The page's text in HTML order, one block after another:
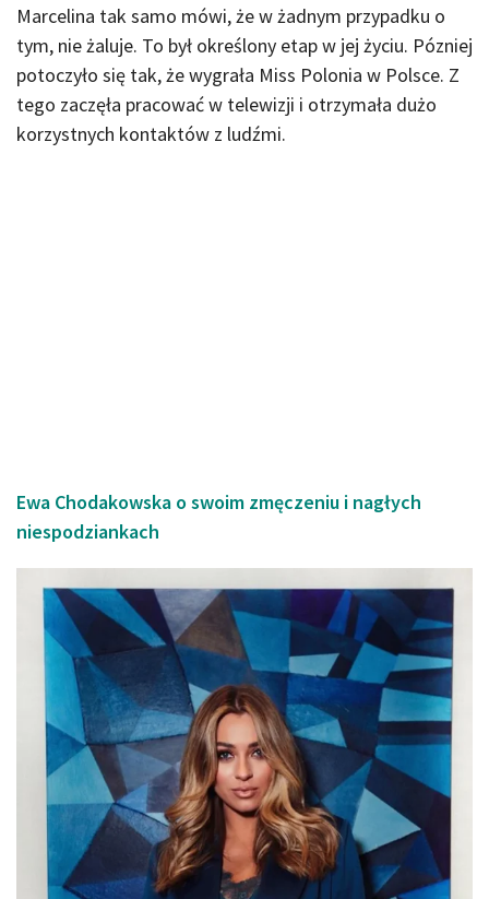
Marcelina tak samo mówi, że w żadnym przypadku o
tym, nie żaluje. To był określony etap w jej życiu. Pózniej
potoczyło się tak, że wygrała Miss Polonia w Polsce. Z
tego zaczęła pracować w telewizji i otrzymała dużo
korzystnych kontaktów z ludźmi.
Ewa Chodakowska o swoim zmęczeniu i nagłych
niespodziankach